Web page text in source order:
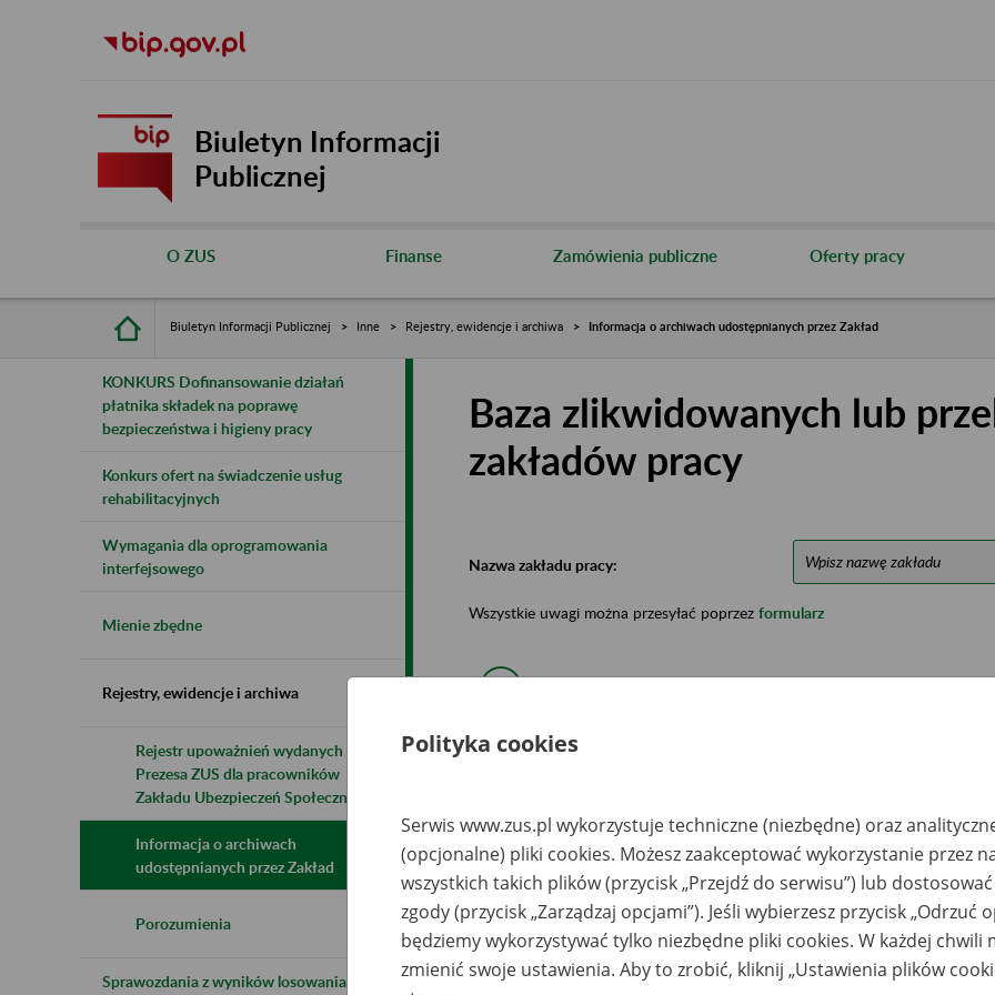
Biuletyn Informacji
Publicznej
O ZUS Finanse Zamówienia publiczne Oferty pracy
Biuletyn Informacji Publicznej Inne Rejestry, ewidencje i archiwa Informacja o archiwach udostępnianych przez Zakład
KONKURS Dofinansowanie działań
płatnika składek na poprawę
bezpieczeństwa i higieny pracy
Konkurs ofert na świadczenie usług
rehabilitacyjnych
Wymagania dla oprogramowania
interfejsowego
Mienie zbędne
Rejestry, ewidencje i archiwa
Rejestr upoważnień wydanych przez
Prezesa ZUS dla pracowników
Zakładu Ubezpieczeń Społecznych
Informacja o archiwach
udostępnianych przez Zakład
Porozumienia
Sprawozdania z wyników losowania do
Baza zlikwidowanych lub
zakładów pracy
Nazwa zakładu pracy:
Wszystkie uwagi można przesyłać poprzez formularz
zakładu pracy
dokumentów
państwowym
Green Energia Polska
Spółka z o.o. -
Poznań, ul. J.H.
Dąbrowskiego 77A
ARCHEON Składnica
Akt Pracowniczych
Spółka z o.o. ul.
Poznańska 15 62-080
2013-
Polityka cookies
Serwis www.zus.pl wykorzystuje techniczne (niezbędne) oraz
(opcjonalne) pliki cookies. Możesz zaakceptować wykorzystanie przez
wszystkich takich plików (przycisk „Przejdź do serwisu”) lub
zgody (przycisk „Zarządzaj opcjami”). Jeśli wybierzesz przycisk „Odrzuć
będziemy wykorzystywać tylko niezbędne pliki cookies. W każdej chwili
zmienić swoje ustawienia. Aby to zrobić, kliknij „Ustawienia plików